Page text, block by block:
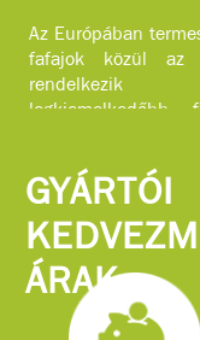
Az Európában
fafajok közül az
legkiemelkedőbb
GYÁRTÓI
ÁRAK